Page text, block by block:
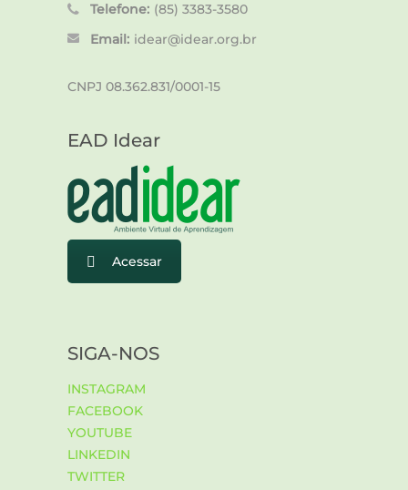
Telefone: (85) 3383-3580
Email: idear@idear.org.br
CNPJ 08.362.831/0001-15
EAD Idear
Acessar
SIGA-NOS
INSTAGRAM
FACEBOOK
YOUTUBE
LINKEDIN
TWITTER